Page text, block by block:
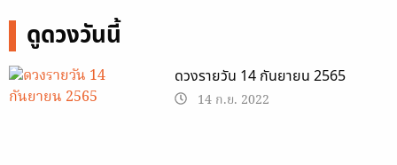
ดูดวงวันนี้
ดวงรายวัน 14 กันยายน 2565
14 ก.ย. 2022